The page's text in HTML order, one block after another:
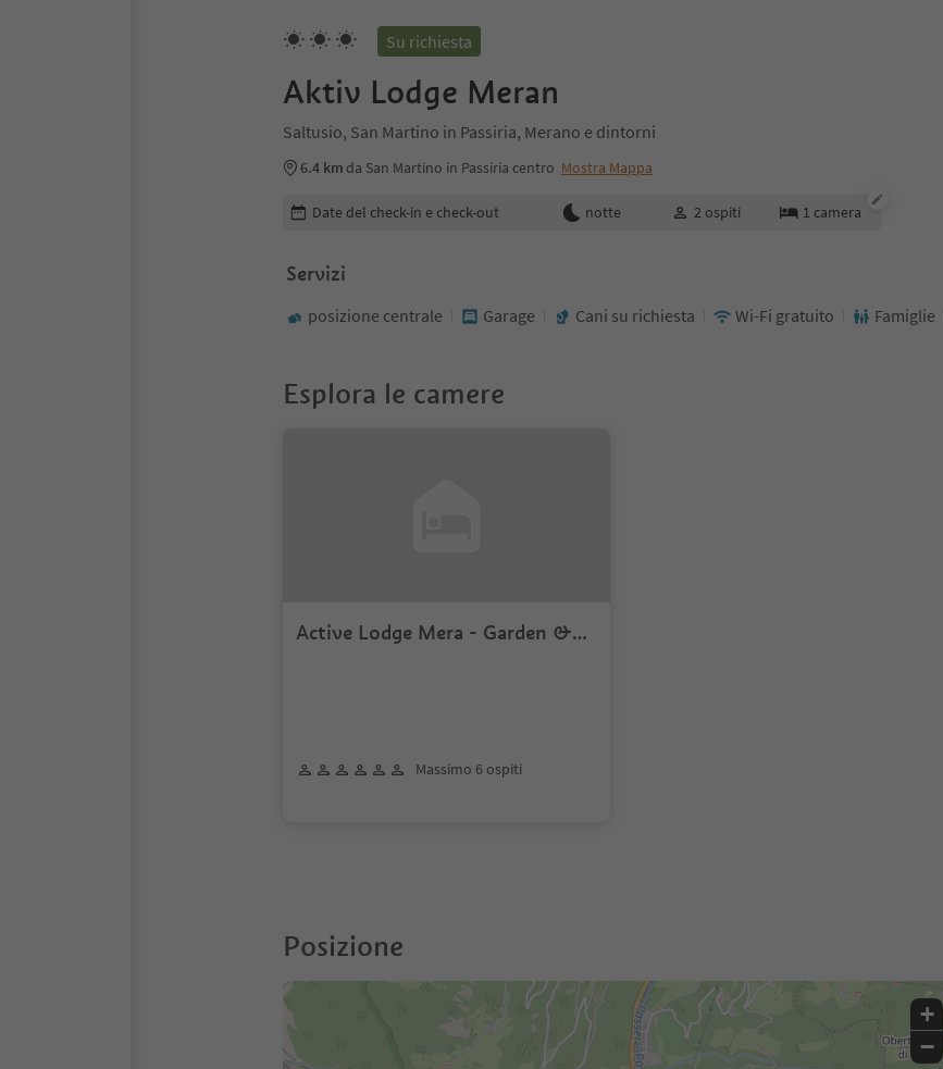
Su richiesta
Aktiv Lodge Meran
Saltusio, San Martino in Passiria, Merano e dintorni
6.4 km da San Martino in Passiria centro Mostra Mappa
Modifica i dettagli della prenotazione
Date del check-in e check-out notte 2 ospiti 1 camera
Servizi
posizione centrale Garage Cani su richiesta Wi-Fi gratuito Famiglie
Esplora le camere
Active Lodge Mera - Garden &
Massimo 6 ospiti
Posizione
+
−